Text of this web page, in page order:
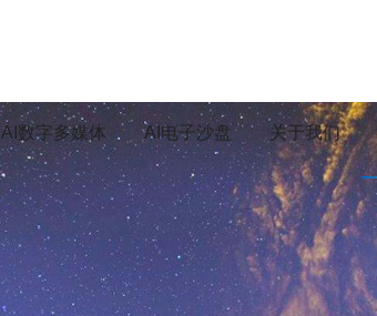
AI数字多媒体 AI电子沙盘 关于我们